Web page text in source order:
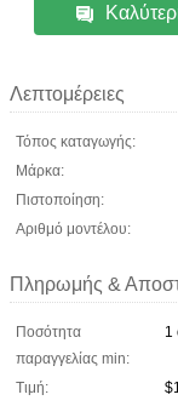
Λεπτομέρειες
Τόπος καταγωγής:
Μάρκα:
Πιστοποίηση:
Αριθμό μοντέλου:
Πληρωμής &
Ποσότητα
παραγγελίας min:
1
Τιμή: